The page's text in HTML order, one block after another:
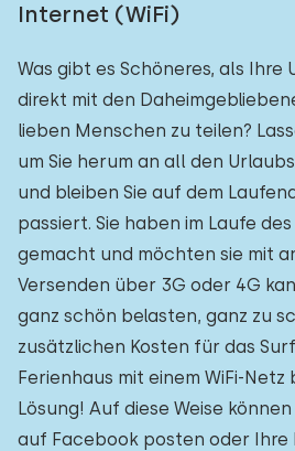
Internet (WiFi)
Was gibt es Schöneres, als Ihre
direkt mit den
lieben Menschen zu teilen?
um Sie herum an all den
und bleiben Sie auf dem
passiert. Sie haben im Laufe
gemacht und möchten sie mit
Versenden über 3G oder 4G
ganz schön belasten, ganz zu
zusätzlichen Kosten für das
Ferienhaus mit einem WiFi-
Lösung! Auf diese Weise
auf Facebook posten oder Ihre